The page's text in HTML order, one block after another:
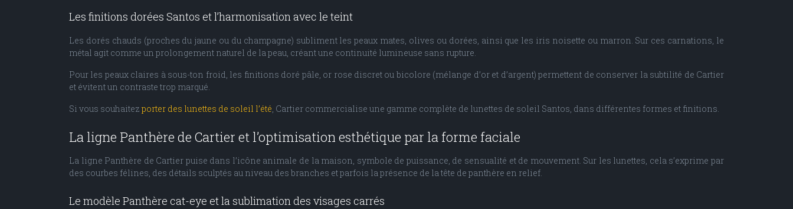
Les finitions dorées Santos et l’harmonisation avec le teint
Les dorés chauds (proches du jaune ou du champagne) subliment les peaux mates, olives ou dorées, ainsi que les iris noisette ou marron. Sur ces carnations, le
métal agit comme un prolongement naturel de la peau, créant une continuité lumineuse sans rupture.
Pour les peaux claires à sous-ton froid, les finitions doré pâle, or rose discret ou bicolore (mélange d’or et d’argent) permettent de conserver la subtilité de Cartier
et évitent un contraste trop marqué.
Si vous souhaitez porter des lunettes de soleil l’été, Cartier commercialise une gamme complète de lunettes de soleil Santos, dans différentes formes et finitions.
La ligne Panthère de Cartier et l’optimisation esthétique par la forme faciale
La ligne Panthère de Cartier puise dans l’icône animale de la maison, symbole de puissance, de sensualité et de mouvement. Sur les lunettes, cela s’exprime par
des courbes félines, des détails sculptés au niveau des branches et parfois la présence de la tête de panthère en relief.
Le modèle Panthère cat-eye et la sublimation des visages carrés